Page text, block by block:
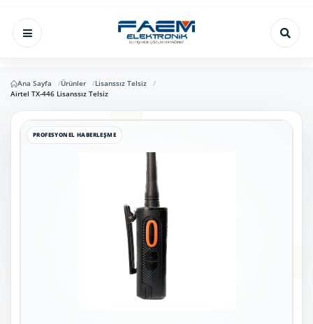
Ana Sayfa Ürünler
Lisanssız Telsiz
Airtel TX-446 Lisanssız Telsiz
PROFESYONEL HABERLEŞME